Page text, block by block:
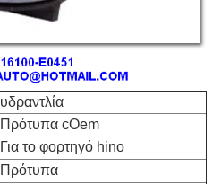
υδραντλία
Πρότυπα cOem
Για το φορτηγό hino
Πρότυπα